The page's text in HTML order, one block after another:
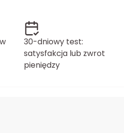
30-dniowy test:
satysfakcja lub zwrot
pieniędzy